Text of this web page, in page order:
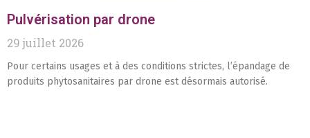
Pulvérisation par drone
29 juillet 2026
Pour certains usages et à des conditions strictes, l’épandage de
produits phytosanitaires par drone est désormais autorisé.